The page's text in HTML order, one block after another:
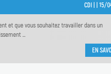
CDI | | 15/
et que vous souhaitez travailler dans un
...
EN